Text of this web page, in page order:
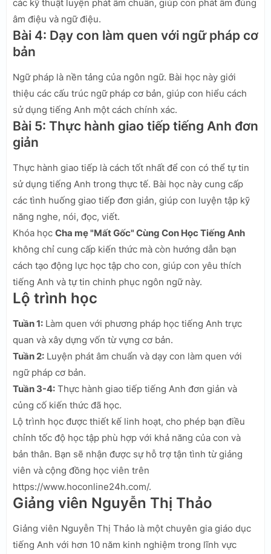
các kỹ thuật luyện phát âm chuẩn, giúp con phát âm đúng
âm điệu và ngữ điệu.
Bài 4: Dạy con làm quen với ngữ pháp cơ
bản
Ngữ pháp là nền tảng của ngôn ngữ. Bài học này giới
thiệu các cấu trúc ngữ pháp cơ bản, giúp con hiểu cách
sử dụng tiếng Anh một cách chính xác.
Bài 5: Thực hành giao tiếp tiếng Anh đơn
giản
Thực hành giao tiếp là cách tốt nhất để con có thể tự tin
sử dụng tiếng Anh trong thực tế. Bài học này cung cấp
các tình huống giao tiếp đơn giản, giúp con luyện tập kỹ
năng nghe, nói, đọc, viết.
Khóa học Cha mẹ "Mất Gốc" Cùng Con Học Tiếng Anh
không chỉ cung cấp kiến thức mà còn hướng dẫn bạn
cách tạo động lực học tập cho con, giúp con yêu thích
tiếng Anh và tự tin chinh phục ngôn ngữ này.
Lộ trình học
Tuần 1: Làm quen với phương pháp học tiếng Anh trực
quan và xây dựng vốn từ vựng cơ bản.
Tuần 2: Luyện phát âm chuẩn và dạy con làm quen với
ngữ pháp cơ bản.
Tuần 3-4: Thực hành giao tiếp tiếng Anh đơn giản và
củng cố kiến thức đã học.
Lộ trình học được thiết kế linh hoạt, cho phép bạn điều
chỉnh tốc độ học tập phù hợp với khả năng của con và
bản thân. Bạn sẽ nhận được sự hỗ trợ tận tình từ giảng
viên và cộng đồng học viên trên
https://www.hoconline24h.com/.
Giảng viên Nguyễn Thị Thảo
Giảng viên Nguyễn Thị Thảo là một chuyên gia giáo dục
tiếng Anh với hơn 10 năm kinh nghiệm trong lĩnh vực